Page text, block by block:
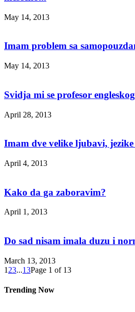
May 14, 2013
Imam problem sa
May 14, 2013
Svidja mi se profesor engleskog
April 28, 2013
Imam dve velike ljubavi,
April 4, 2013
Kako da ga zaboravim?
April 1, 2013
Do sad nisam imala duzu i
March 13, 2013
1 23...13Page 1 of 13
Trending Now